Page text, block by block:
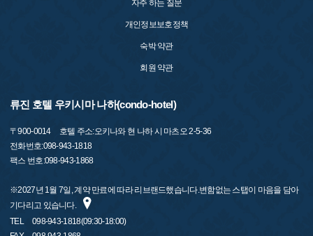
자주 하는 질문
개인정보보호정책
숙박 약관
회원 약관
류진 호텔 우키시마 나하(condo-hotel)
〒900-0014
호텔 주소:오키나와 현 나하 시 마츠오 2-5-36
전화번호:098-943-1818
팩스 번호:098-943-1868
※2027년 1월 7일, 계약 만료에 따라 리브랜드했습니다.변함없는 스탭이 마음을 담아
기다리고 있습니다.
TEL
098-943-1818(09:30-18:00)